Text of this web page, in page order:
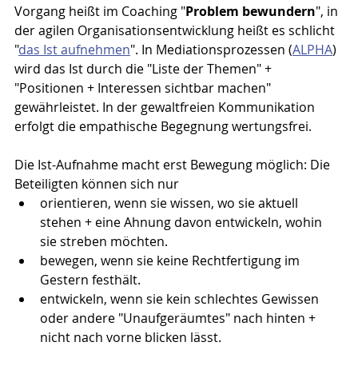
Vorgang heißt im Coaching "Problem bewundern", in
der agilen Organisationsentwicklung heißt es schlicht
"das Ist aufnehmen". In Mediationsprozessen (ALPHA)
wird das Ist durch die "Liste der Themen" +
"Positionen + Interessen sichtbar machen"
gewährleistet. In der gewaltfreien Kommunikation
erfolgt die empathische Begegnung wertungsfrei.
Die Ist-Aufnahme macht erst Bewegung möglich: Die
Beteiligten können sich nur
orientieren, wenn sie wissen, wo sie aktuell
stehen + eine Ahnung davon entwickeln, wohin
sie streben möchten.
bewegen, wenn sie keine Rechtfertigung im
Gestern festhält.
entwickeln, wenn sie kein schlechtes Gewissen
oder andere "Unaufgeräumtes" nach hinten +
nicht nach vorne blicken lässt.